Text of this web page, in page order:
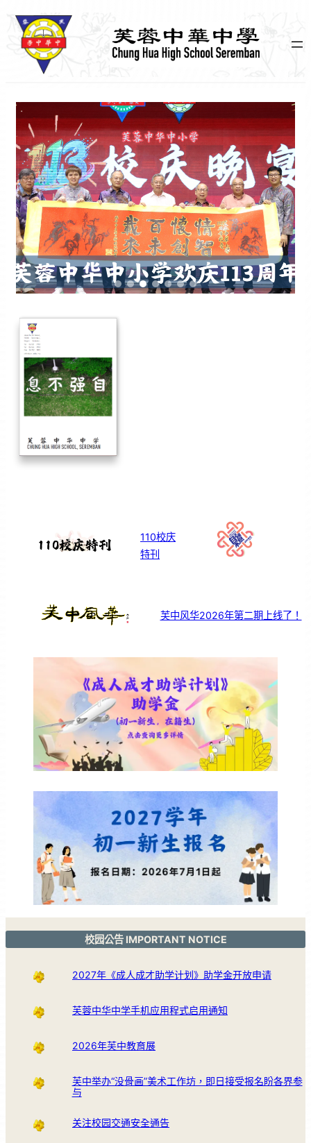
110校庆
特刊
芙中风华2026年第二期上线了！
校园公告 IMPORTANT NOTICE
2027年《成人成才助学计划》助学金开放申请
芙蓉中华中学手机应用程式启用通知
2026年芙中教育展
芙中举办“没骨画”美术工作坊，即日接受报名盼各界参
与
关注校园交通安全通告